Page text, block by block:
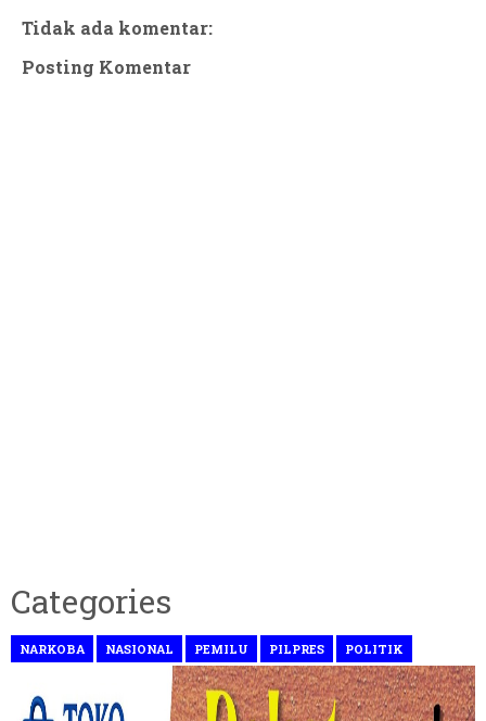
Tidak ada komentar:
Posting Komentar
Categories
NARKOBA NASIONAL PEMILU PILPRES POLITIK